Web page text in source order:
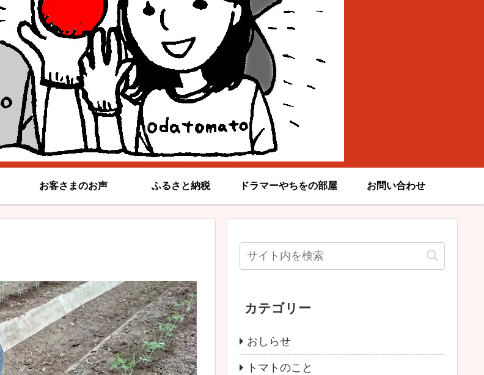
お客さまのお声 ふるさと納税 ドラマーやちをの部屋 お問い合わせ
カテゴリー
おしらせ
トマトのこと